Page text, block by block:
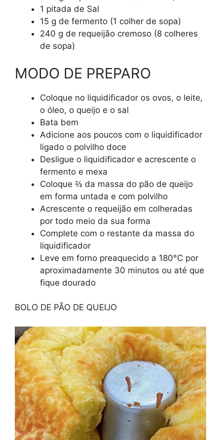
1 pitada de Sal
15 g de fermento (1 colher de sopa)
240 g de requeijão cremoso (8 colheres
de sopa)
MODO DE PREPARO
Coloque no liquidificador os ovos, o leite,
o óleo, o queijo e o sal
Bata bem
Adicione aos poucos com o liquidificador
ligado o polvilho doce
Desligue o liquidificador e acrescente o
fermento e mexa
Coloque ⅔ da massa do pão de queijo
em forma untada e com polvilho
Acrescente o requeijão em colheradas
por todo meio da sua forma
Complete com o restante da massa do
liquidificador
Leve em forno preaquecido a 180°C por
aproximadamente 30 minutos ou até que
fique dourado
BOLO DE PÃO DE QUEIJO